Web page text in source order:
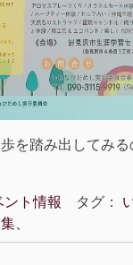
を踏み出してみ
ント情報 タグ：
、